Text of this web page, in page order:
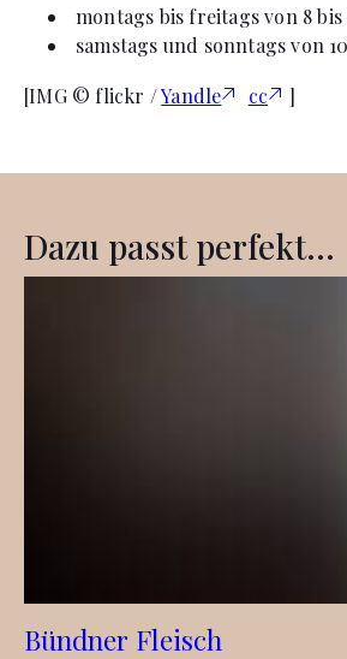
montags bis freitags von 8 bis
samstags und sonntags von
[IMG © flickr /Yandle cc ]
Dazu passt perfekt...
Bündner Fleisch